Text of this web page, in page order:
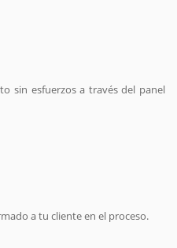
sin esfuerzos a través del panel
a tu cliente en el proceso.